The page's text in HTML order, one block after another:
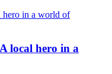
local hero in a